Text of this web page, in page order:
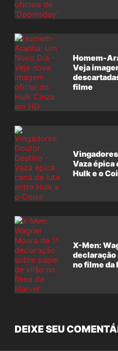
Homem-
Veja
filme
Vaza épica
Hulk e o
X-Men:
declaração
no filme da
DEIXE SEU